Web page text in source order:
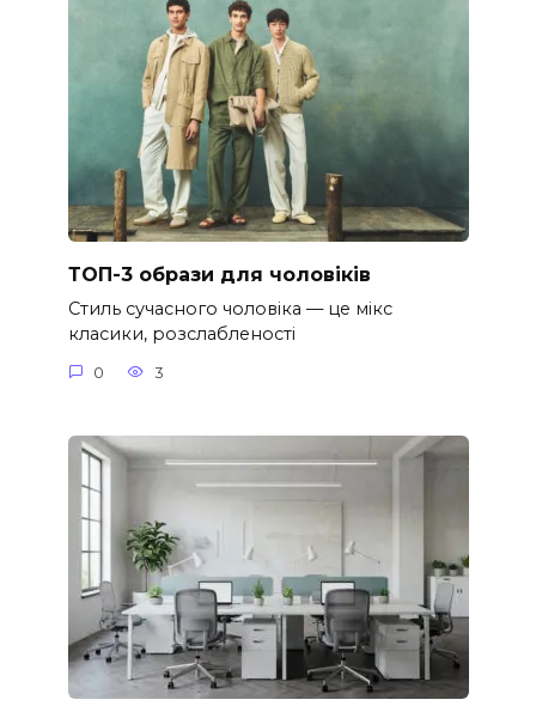
ТОП-3 образи для чоловіків
Стиль сучасного чоловіка — це мікс
класики, розслабленості
0 3